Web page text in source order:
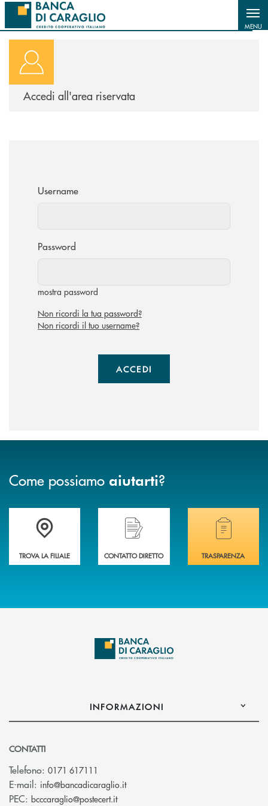
Salta al contenuto principale
MENU
Accedi all'area riservata
Username
Password
mostra password
Non ricordi la tua password?
Non ricordi il tuo username?
ACCEDI
Come possiamo aiutarti?
Accedi all' elenco completo delle filiali di Banca di Caraglio.
TROVA LA FILIALE
Hai bisogno di assistenza immediata?
CONTATTO DIRETTO
Hai bisogno di
TRASPARENZA
INFORMAZIONI
CONTATTI
Telefono: 0171 617111
E-mail: info@bancadicaraglio.it(si apre l’app di posta elettronica)
PEC: bcccaraglio@postecert.it(si apre l’app di posta elettronica)